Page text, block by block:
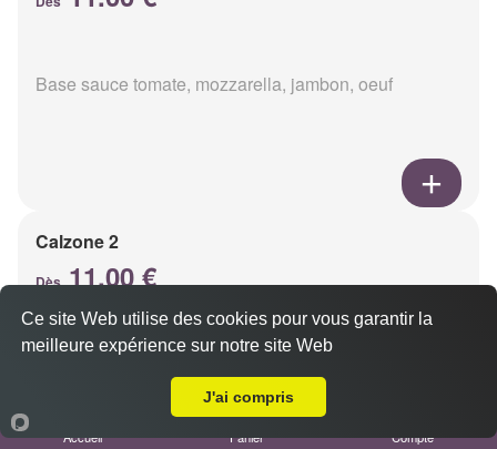
Base sauce tomate, mozzarella, jambon, oeuf
Calzone 2
Dès11.00 €
Accueil Panier Compte
Ce site Web utilise des cookies pour vous garantir la
meilleure expérience sur notre site Web
J'ai compris